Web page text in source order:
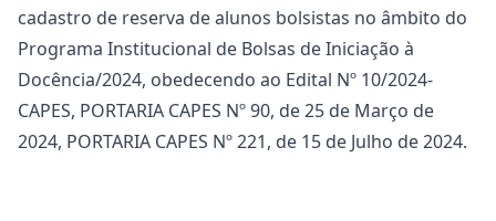
cadastro de reserva de alunos bolsistas no âmbito do
Programa Institucional de Bolsas de Iniciação à
Docência/2024, obedecendo ao Edital Nº 10/2024-
CAPES, PORTARIA CAPES Nº 90, de 25 de Março de
2024, PORTARIA CAPES Nº 221, de 15 de Julho de 2024.